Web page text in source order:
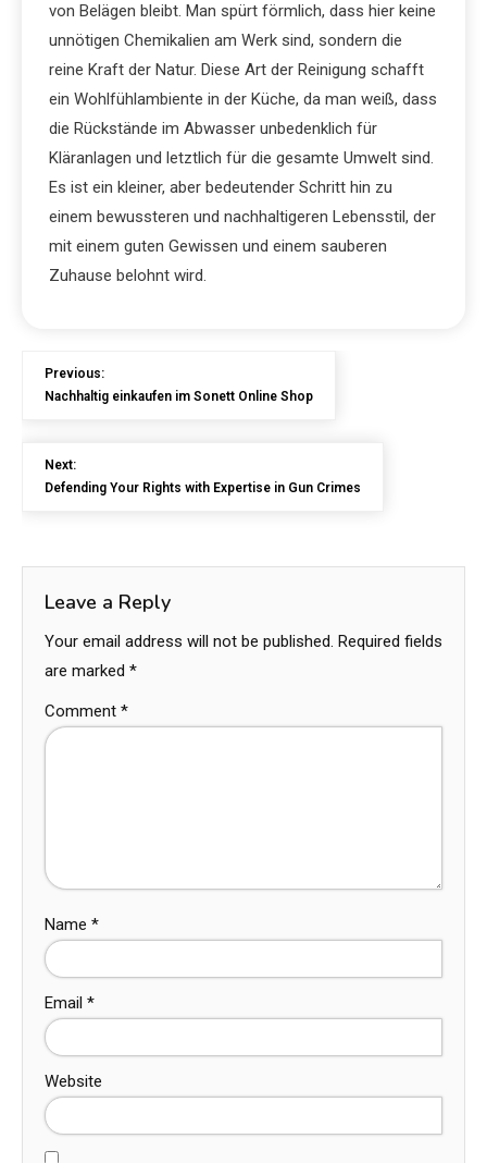
von Belägen bleibt. Man spürt förmlich, dass hier keine
unnötigen Chemikalien am Werk sind, sondern die
reine Kraft der Natur. Diese Art der Reinigung schafft
ein Wohlfühlambiente in der Küche, da man weiß, dass
die Rückstände im Abwasser unbedenklich für
Kläranlagen und letztlich für die gesamte Umwelt sind.
Es ist ein kleiner, aber bedeutender Schritt hin zu
einem bewussteren und nachhaltigeren Lebensstil, der
mit einem guten Gewissen und einem sauberen
Zuhause belohnt wird.
Previous:
Nachhaltig einkaufen im Sonett Online Shop
Next:
Defending Your Rights with Expertise in Gun Crimes
Leave a Reply
Your email address will not be published. Required fields
are marked *
Comment *
Name *
Email *
Website